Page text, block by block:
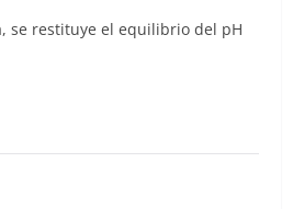
se restituye el equilibrio del pH